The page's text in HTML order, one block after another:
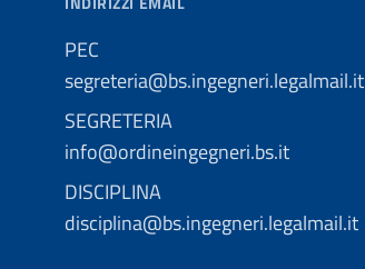
PEC
segreteria@bs.ingegneri.legalmail.it
SEGRETERIA
info@ordineingegneri.bs.it
DISCIPLINA
disciplina@bs.ingegneri.legalmail.it